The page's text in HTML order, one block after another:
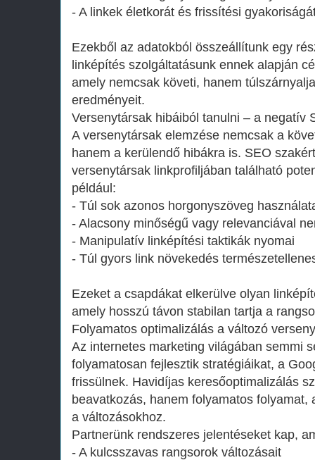
- A linkek életkorát és frissítési
Ezekből az adatokból összeállítunk egy
linképítés szolgáltatásunk ennek alapján
amely nemcsak követi, hanem
eredményeit.
Versenytársak hibáiból tanulni – a negatív
A versenytársak elemzése nemcsak a
hanem a kerülendő hibákra is. SEO
versenytársak linkprofiljában található
például:
- Túl sok azonos horgonyszöveg
- Alacsony minőségű vagy relevanciával
- Manipulatív linképítési taktikák nyomai
- Túl gyors link növekedés
Ezeket a csapdákat elkerülve olyan
amely hosszú távon stabilan tartja a
Folyamatos optimalizálás a változó
Az internetes marketing világában semmi
folyamatosan fejlesztik stratégiáikat, a
frissülnek. Havidíjas keresőoptimalizálás
beavatkozás, hanem folyamatos folyamat,
a változásokhoz.
Partnerünk rendszeres jelentéseket kap,
- A kulcsszavas rangsorok változásait